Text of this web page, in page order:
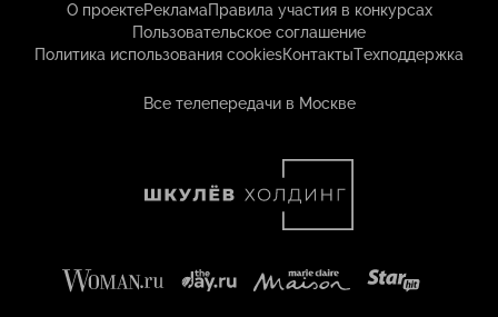
О проектеРекламаПравила участия в конкурсах
Пользовательское соглашение
Политика использования cookiesКонтактыТехподдержка
Все телепередачи в Москве